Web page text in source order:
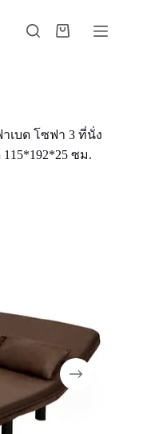
เบด โซฟา 3 ที่นั่ง
115*192*25 ซม.